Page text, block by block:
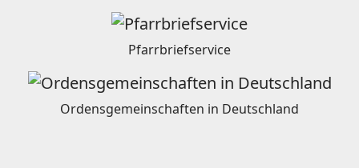
Pfarrbriefservice
Ordensgemeinschaften in Deutschland